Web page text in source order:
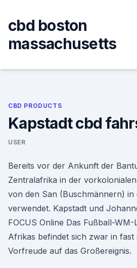
content
cbd boston
massachusetts
CBD PRODUCTS
Kapstadt cbd
USER
Bereits vor der Ankunft der
Zentralafrika in der
von den San (Buschmännern) in
verwendet. Kapstadt und
FOCUS Online Das Fußball-
Afrikas befindet sich zwar in
Vorfreude auf das Großereignis.